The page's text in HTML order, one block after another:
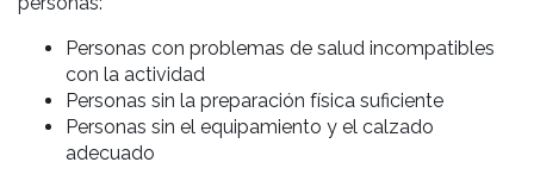
Personas con problemas de salud incompatibles
con la actividad
Personas sin la preparación física suficiente
Personas sin el equipamiento y el calzado
adecuado